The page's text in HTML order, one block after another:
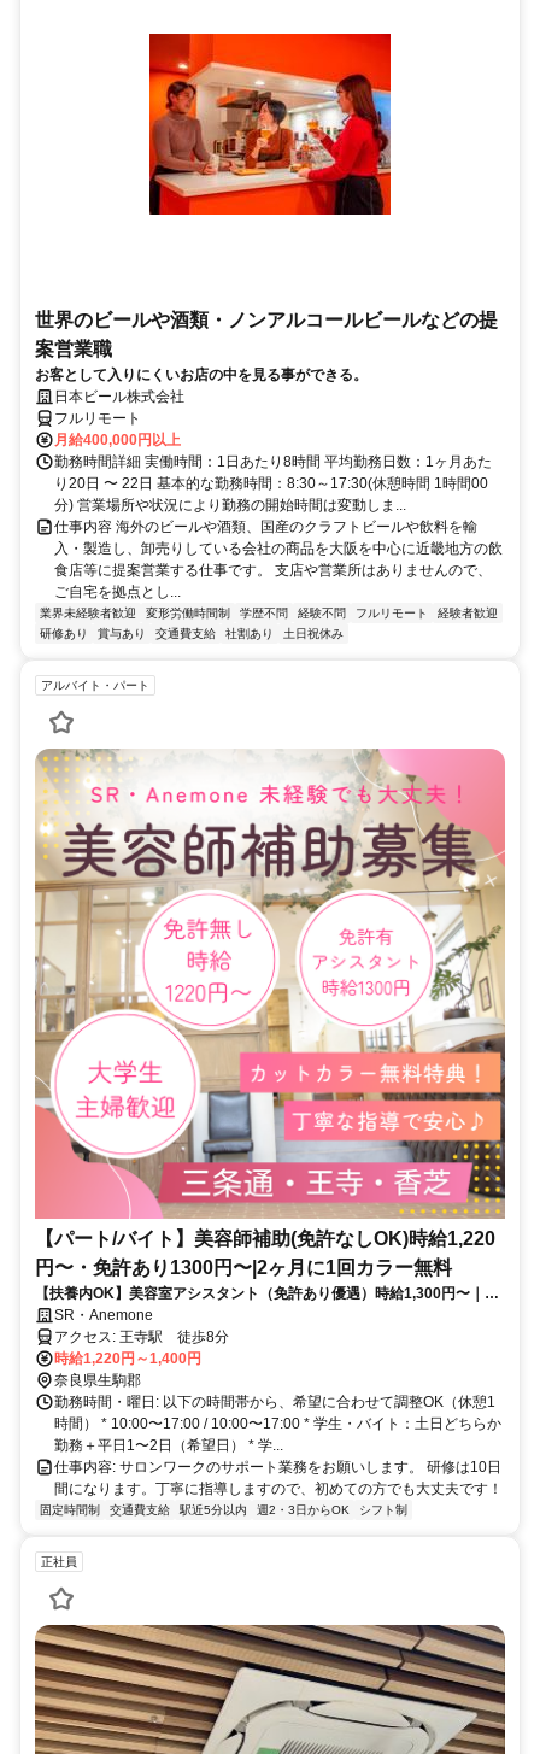
世界のビールや酒類・ノンアルコールビールなどの提
案営業職
お客として入りにくいお店の中を見る事ができる。
日本ビール株式会社
フルリモート
月給400,000円以上
勤務時間詳細 実働時間：1日あたり8時間 平均勤務日数：1ヶ月あた
り20日 〜 22日 基本的な勤務時間：8:30～17:30(休憩時間 1時間00
分) 営業場所や状況により勤務の開始時間は変動しま...
仕事内容 海外のビールや酒類、国産のクラフトビールや飲料を輸
入・製造し、卸売りしている会社の商品を大阪を中心に近畿地方の飲
食店等に提案営業する仕事です。 支店や営業所はありませんので、
ご自宅を拠点とし...
業界未経験者歓迎 変形労働時間制 学歴不問 経験不問 フルリモート
経験者歓迎
研修あり
賞与あり 交通費支給 社割あり 土日祝休み
アルバイト・パート
【パート/バイト】美容師補助(免許なしOK)時給1,220
円〜・免許あり1300円〜|2ヶ月に1回カラー無料
【扶養内OK】美容室アシスタント（免許あり優遇）時給1,300円〜｜営
業時間内レッスン
SR・Anemone
アクセス: 王寺駅 徒歩8分
時給1,220円～1,400円
奈良県生駒郡
勤務時間・曜日: 以下の時間帯から、希望に合わせて調整OK（休憩1
時間） * 10:00〜17:00 / 10:00〜17:00 * 学生・バイト：土日どちらか
勤務＋平日1〜2日（希望日） * 学...
仕事内容: サロンワークのサポート業務をお願いします。 研修は10日
間になります。丁寧に指導しますので、初めての方でも大丈夫です！
固定時間制 交通費支給 駅近5分以内 週2・3日からOK シフト制
正社員